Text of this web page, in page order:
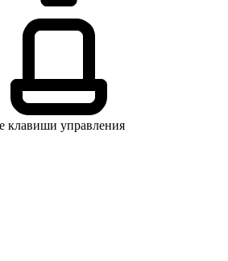
клавиши управления